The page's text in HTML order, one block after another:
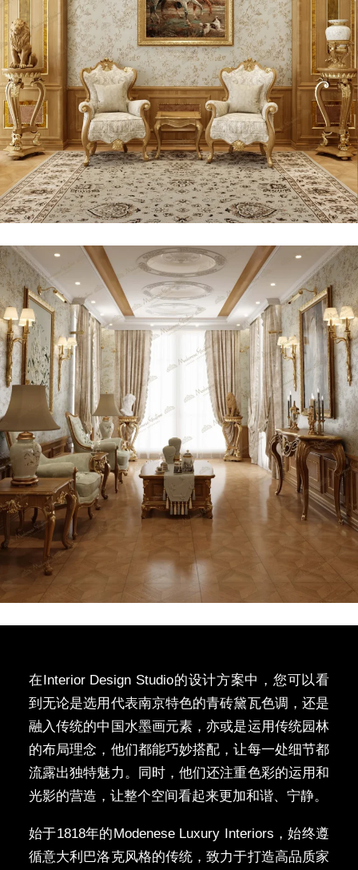
在Interior Design Studio的设计方案中，您可以看
到无论是选用代表南京特色的青砖黛瓦色调，还是
融入传统的中国水墨画元素，亦或是运用传统园林
的布局理念，他们都能巧妙搭配，让每一处细节都
流露出独特魅力。同时，他们还注重色彩的运用和
光影的营造，让整个空间看起来更加和谐、宁静。
始于1818年的Modenese Luxury Interiors，始终遵
循意大利巴洛克风格的传统，致力于打造高品质家